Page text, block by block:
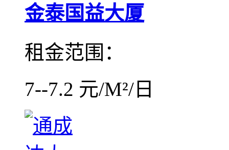
金泰国益大厦
租金范围：
7--7.2 元/M²/日